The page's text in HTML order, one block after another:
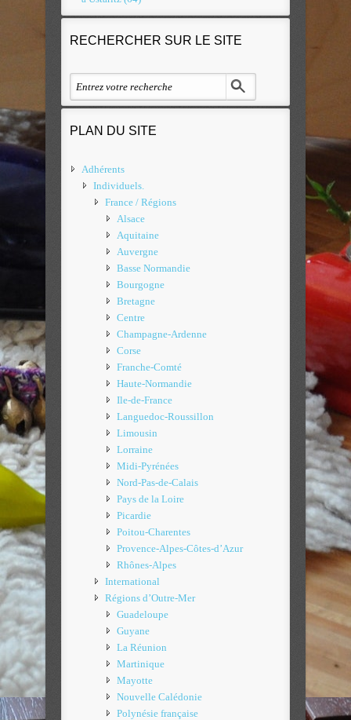
RECHERCHER SUR LE SITE
PLAN DU SITE
Adhérents
Individuels.
France / Régions
Alsace
Aquitaine
Auvergne
Basse Normandie
Bourgogne
Bretagne
Centre
Champagne-Ardenne
Corse
Franche-Comté
Haute-Normandie
Ile-de-France
Languedoc-Roussillon
Limousin
Lorraine
Midi-Pyrénées
Nord-Pas-de-Calais
Pays de la Loire
Picardie
Poitou-Charentes
Provence-Alpes-Côtes-d’Azur
Rhônes-Alpes
International
Régions d’Outre-Mer
Guadeloupe
Guyane
La Réunion
Martinique
Mayotte
Nouvelle Calédonie
Polynésie française